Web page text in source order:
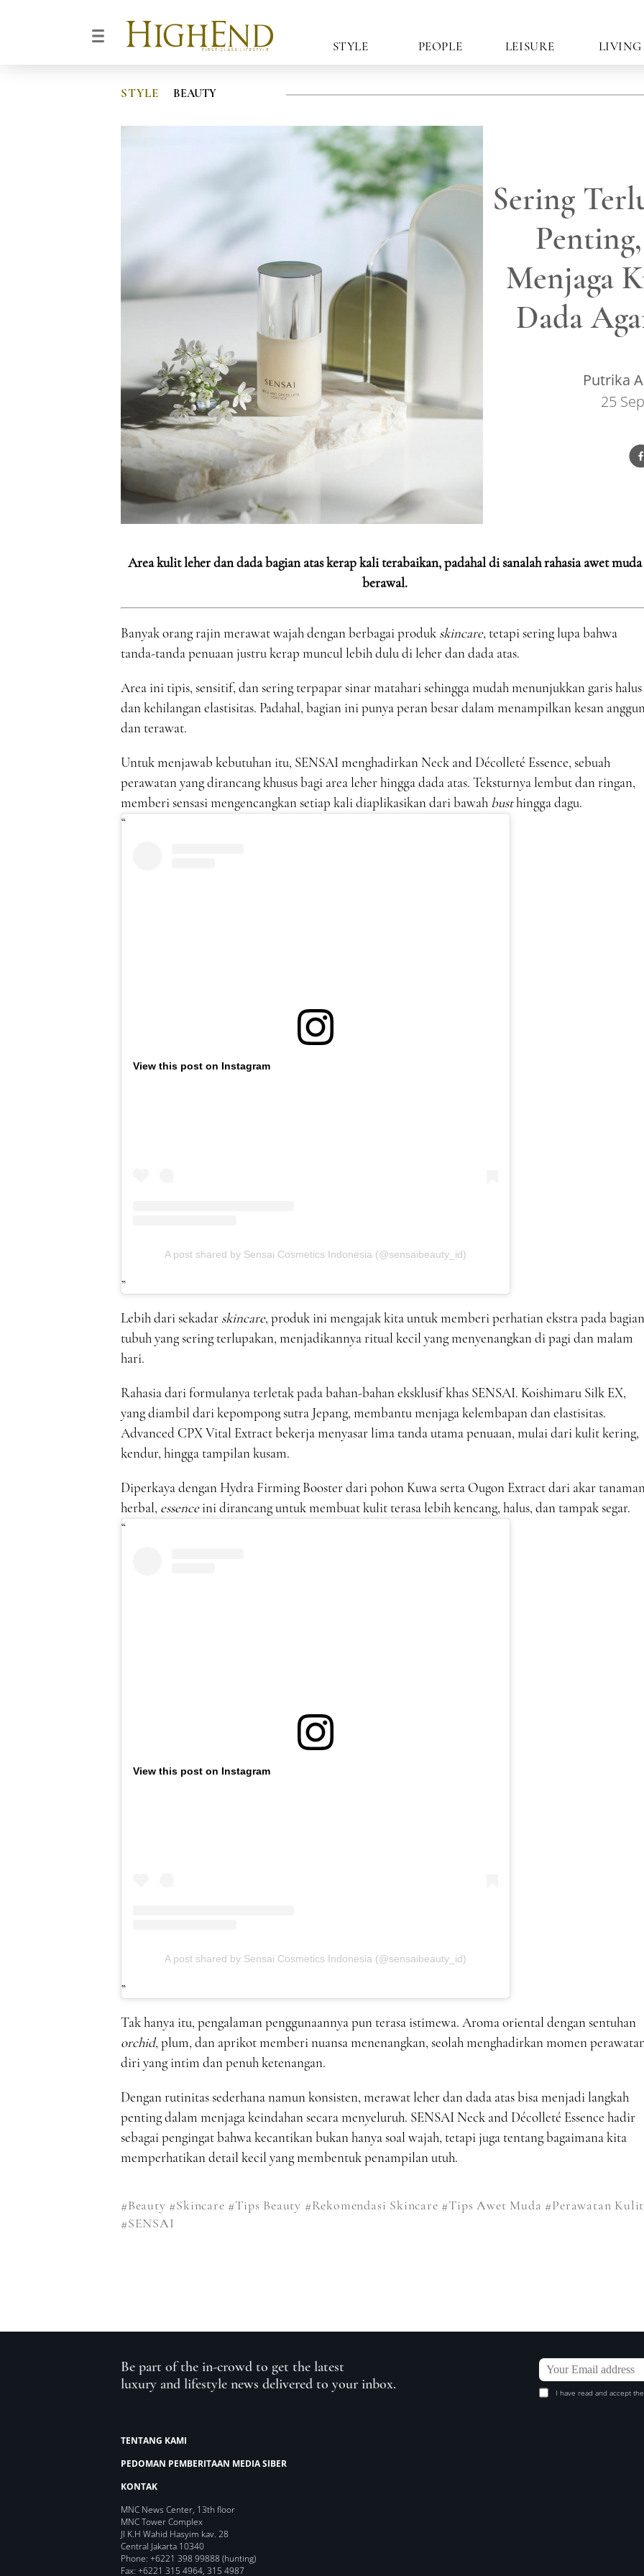
STYLE PEOPLE LEISURE LIVING
STYLE BEAUTY
Sering
Menjaga
Dada
Putrika
25
Area kulit leher dan dada bagian atas kerap kali terabaikan, padahal di sanalah rahasia awet muda
berawal.
Banyak orang rajin merawat wajah dengan berbagai produk skincare, tetapi sering lupa bahwa
tanda-tanda penuaan justru kerap muncul lebih dulu di leher dan dada atas.
Area ini tipis, sensitif, dan sering terpapar sinar matahari sehingga mudah menunjukkan garis halus
dan kehilangan elastisitas. Padahal, bagian ini punya peran besar dalam menampilkan kesan
dan terawat.
Untuk menjawab kebutuhan itu, SENSAI menghadirkan Neck and Décolleté Essence, sebuah
perawatan yang dirancang khusus bagi area leher hingga dada atas. Teksturnya lembut dan ringan,
memberi sensasi mengencangkan setiap kali diaplikasikan dari bawah busthingga dagu.
View this post on Instagram
A post shared by Sensai Cosmetics Indonesia (@sensaibeauty_id)
Lebih dari sekadar skincare, produk ini mengajak kita untuk memberi perhatian ekstra pada bagian
tubuh yang sering terlupakan, menjadikannya ritual kecil yang menyenangkan di pagi dan malam
hari.
Rahasia dari formulanya terletak pada bahan-bahan eksklusif khas SENSAI. Koishimaru Silk EX,
yang diambil dari kepompong sutra Jepang, membantu menjaga kelembapan dan elastisitas.
Advanced CPX Vital Extract bekerja menyasar lima tanda utama penuaan, mulai dari kulit kering,
kendur, hingga tampilan kusam.
Diperkaya dengan Hydra Firming Booster dari pohon Kuwa serta Ougon Extract dari akar
herbal, essenceini dirancang untuk membuat kulit terasa lebih kencang, halus, dan tampak segar.
View this post on Instagram
A post shared by Sensai Cosmetics Indonesia (@sensaibeauty_id)
Tak hanya itu, pengalaman penggunaannya pun terasa istimewa. Aroma oriental dengan sentuhan
orchid, plum, dan aprikot memberi nuansa menenangkan, seolah menghadirkan momen
diri yang intim dan penuh ketenangan.
Dengan rutinitas sederhana namun konsisten, merawat leher dan dada atas bisa menjadi langkah
penting dalam menjaga keindahan secara menyeluruh. SENSAI Neck and Décolleté Essence hadir
sebagai pengingat bahwa kecantikan bukan hanya soal wajah, tetapi juga tentang bagaimana kita
memperhatikan detail kecil yang membentuk penampilan utuh.
#Beauty #Skincare #Tips Beauty #Rekomendasi Skincare #Tips Awet Muda #Perawatan Kulit
#SENSAI
Be part of the in-crowd to get the latest
luxury and lifestyle news delivered to your inbox.
I have read and accept
TENTANG KAMI
PEDOMAN PEMBERITAAN MEDIA SIBER
KONTAK
MNC News Center, 13th floor
MNC Tower Complex
Jl K.H Wahid Hasyim kav. 28
Central Jakarta 10340
Phone: +6221 398 99888 (hunting)
Fax: +6221 315 4964, 315 4987